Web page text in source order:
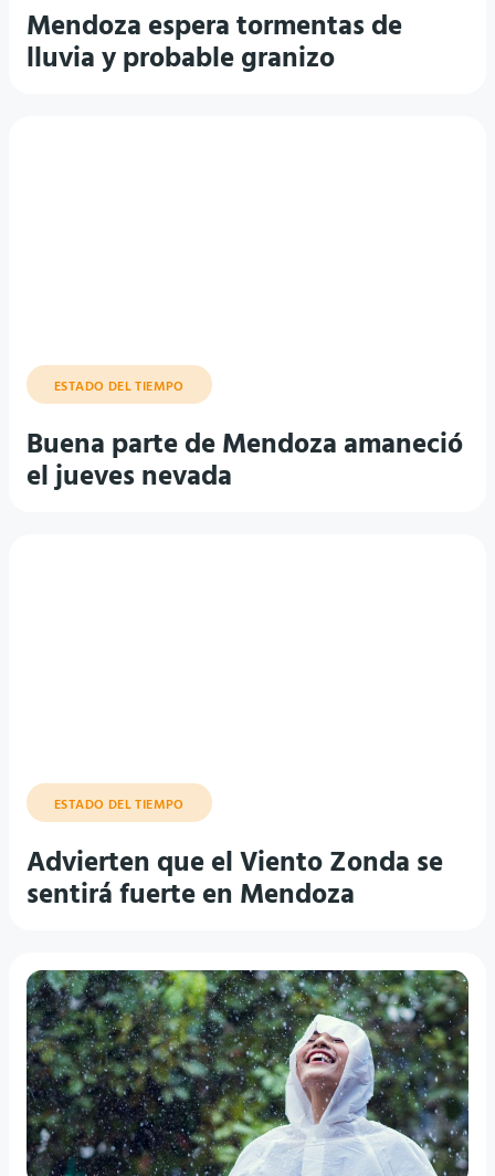
Mendoza espera tormentas de
lluvia y probable granizo
ESTADO DEL TIEMPO
Buena parte de Mendoza amaneció
el jueves nevada
ESTADO DEL TIEMPO
Advierten que el Viento Zonda se
sentirá fuerte en Mendoza